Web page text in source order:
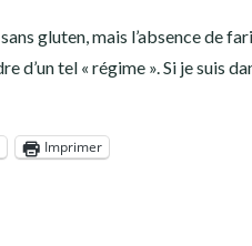
gluten, mais l’absence de
d’un tel « régime ». Si je suis
Imprimer